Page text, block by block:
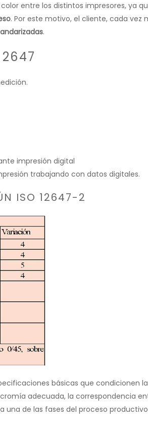
entre los distintos impresores, ya
. Por este motivo, el cliente, cada vez
.
impresión digital
trabajando con datos digitales.
ISO 12647-2
básicas que condicionen
adecuada, la correspondencia
de las fases del proceso